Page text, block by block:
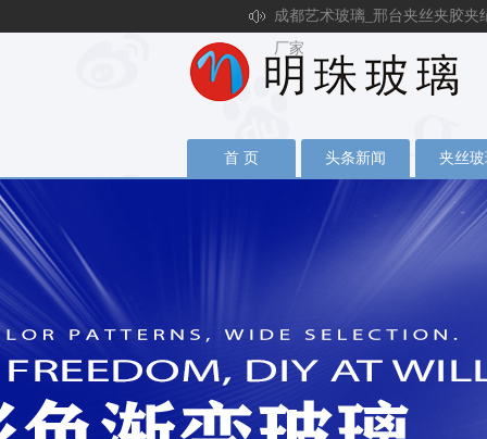
成都艺术玻璃_邢台夹丝夹胶夹
厂家
首 页 头条新闻 夹丝